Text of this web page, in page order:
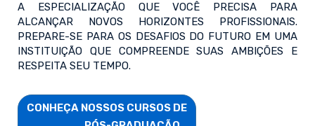
A ESPECIALIZAÇÃO QUE VOCÊ PRECISA PARA
ALCANÇAR NOVOS HORIZONTES PROFISSIONAIS.
PREPARE-SE PARA OS DESAFIOS DO FUTURO EM UMA
INSTITUIÇÃO QUE COMPREENDE SUAS AMBIÇÕES E
RESPEITA SEU TEMPO.
CONHEÇA NOSSOS CURSOS DE